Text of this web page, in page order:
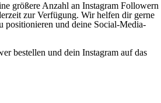
größere Anzahl an Instagram Followern
zur Verfügung. Wir helfen dir gerne
positionieren und deine Social-Media-
bestellen und dein Instagram auf das